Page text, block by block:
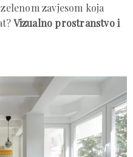
zavjesom koja
Vizualno prostranstvo i